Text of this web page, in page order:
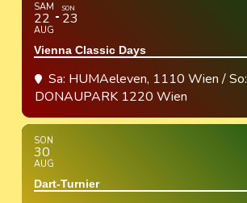
SAM
22
AUG
SON
23
Vienna Classic Days
Sa: HUMAeleven, 1110 Wien / So:
DONAUPARK 1220 Wien
SON
30
AUG
Dart-Turnier